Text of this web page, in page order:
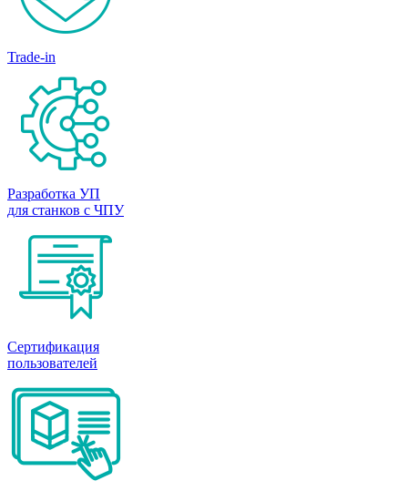
Trade-in
Разработка УП
для станков с ЧПУ
Сертификация
пользователей